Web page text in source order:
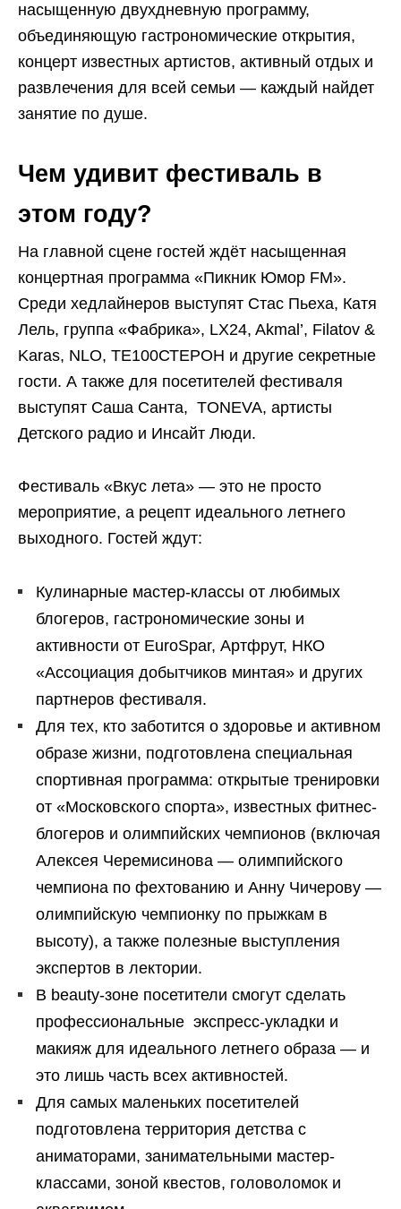
насыщенную двухдневную программу,
объединяющую гастрономические открытия,
концерт известных артистов, активный отдых и
развлечения для всей семьи — каждый найдет
занятие по душе.
Чем удивит фестиваль в
этом году?
На главной сцене гостей ждёт насыщенная
концертная программа «Пикник Юмор FM».
Среди хедлайнеров выступят Стас Пьеха, Катя
Лель, группа «Фабрика», LX24, Akmal’, Filatov &
Karas, NLO, ТЕ100СТЕРОН и другие секретные
гости. А также для посетителей фестиваля
выступят Саша Санта, TONEVA, артисты
Детского радио и Инсайт Люди.
Фестиваль «Вкус лета» — это не просто
мероприятие, а рецепт идеального летнего
выходного. Гостей ждут:
Кулинарные мастер-классы от любимых
блогеров, гастрономические зоны и
активности от EuroSpar, Артфрут, НКО
«Ассоциация добытчиков минтая» и других
партнеров фестиваля.
Для тех, кто заботится о здоровье и активном
образе жизни, подготовлена специальная
спортивная программа: открытые тренировки
от «Московского спорта», известных фитнес-
блогеров и олимпийских чемпионов (включая
Алексея Черемисинова — олимпийского
чемпиона по фехтованию и Анну Чичерову —
олимпийскую чемпионку по прыжкам в
высоту), а также полезные выступления
экспертов в лектории.
В beauty-зоне посетители смогут сделать
профессиональные экспресс-укладки и
макияж для идеального летнего образа — и
это лишь часть всех активностей.
Для самых маленьких посетителей
подготовлена территория детства с
аниматорами, занимательными мастер-
классами, зоной квестов, головоломок и